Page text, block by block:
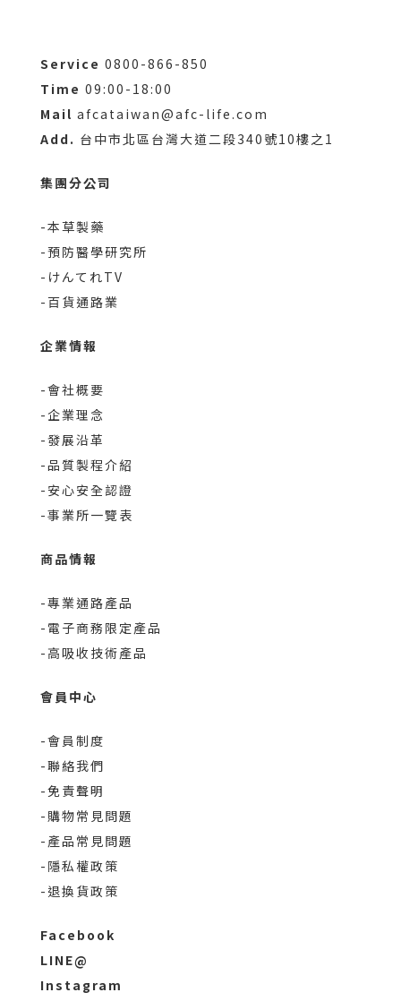
Service 0800-866-850
Time 09:00-18:00
Mail afcataiwan@afc-life.com
Add. 台中市北區台灣大道二段340號10樓之1
集團分公司
-本草製藥
-預防醫學研究所
-けんてれTV
-百貨通路業
企業情報
-會社概要
-企業理念
-發展沿革
-品質製程介紹
-安心安全認證
-事業所一覽表
商品情報
-專業通路產品
-電子商務限定產品
-高吸收技術產品
會員中心
-會員制度
-聯絡我們
-免責聲明
-購物常見問題
-產品常見問題
-隱私權政策
-退換貨政策
Facebook
LINE@
Instagram